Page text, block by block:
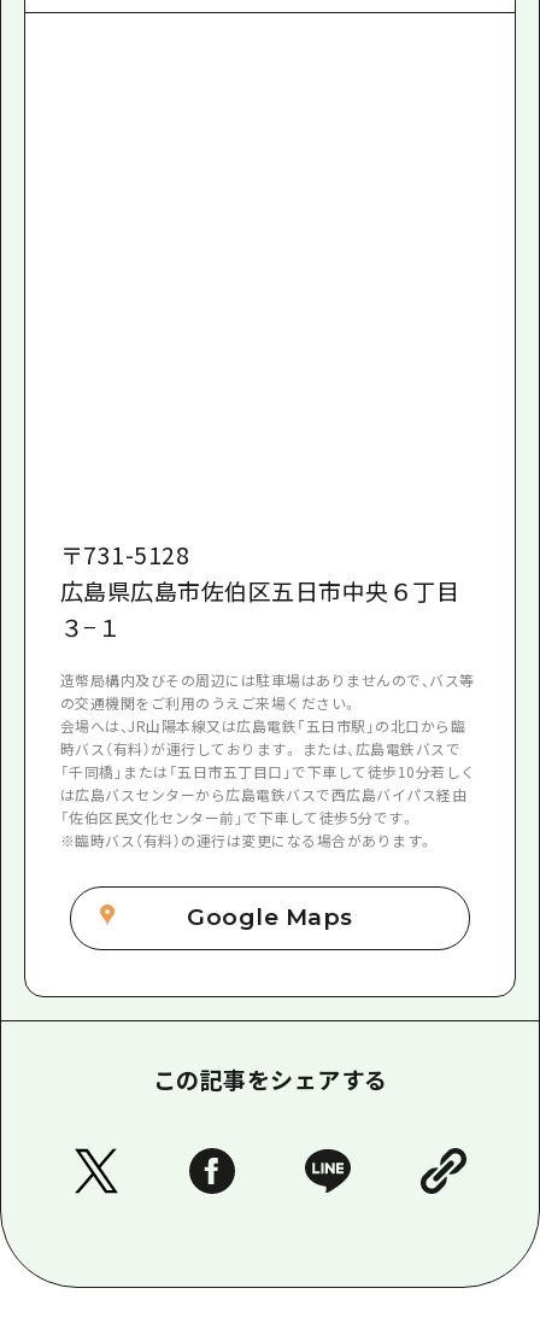
〒731-5128
広島県広島市佐伯区五日市中央６丁目
３−１
造幣局構内及びその周辺には駐車場はありませんので、バス等
の交通機関をご利用のうえご来場ください。
会場へは、JR山陽本線又は広島電鉄「五日市駅」の北口から臨
時バス（有料）が運行しております。 または、広島電鉄バスで
「千同橋」または「五日市五丁目口」で下車して徒歩10分若しく
は広島バスセンターから広島電鉄バスで西広島バイパス経由
「佐伯区民文化センター前」で下車して徒歩5分です。
※臨時バス（有料）の運行は変更になる場合があります。
Google Maps
この記事をシェアする